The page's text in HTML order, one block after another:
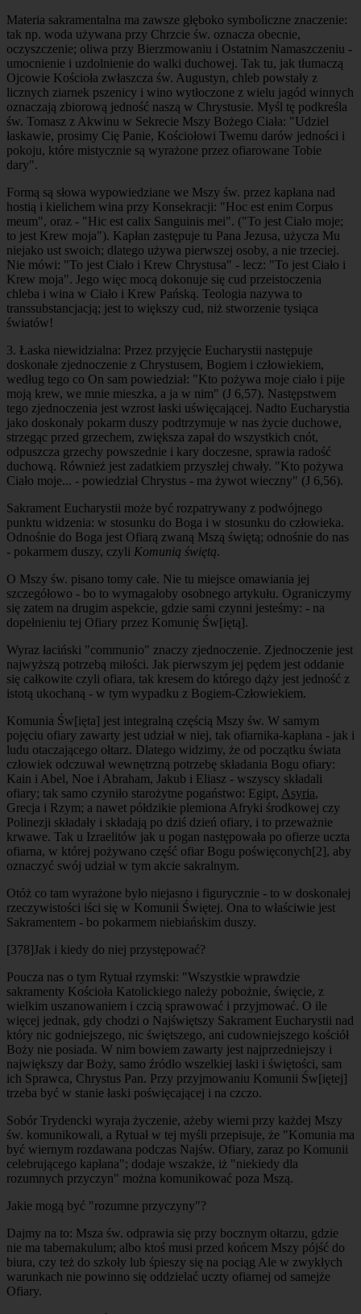
Materia sakramentalna ma zawsze głęboko symboliczne znaczenie:
tak np. woda używana przy Chrzcie św. oznacza obecnie,
oczyszczenie; oliwa przy Bierzmowaniu i Ostatnim Namaszczeniu -
umocnienie i uzdolnienie do walki duchowej. Tak tu, jak tłumaczą
Ojcowie Kościoła zwłaszcza św. Augustyn, chleb powstały z
licznych ziarnek pszenicy i wino wytłoczone z wielu jagód winnych
oznaczają zbiorową jedność naszą w Chrystusie. Myśl tę podkreśla
św. Tomasz z Akwinu w Sekrecie Mszy Bożego Ciała: "Udziel
łaskawie, prosimy Cię Panie, Kościołowi Twemu darów jedności i
pokoju, które mistycznie są wyrażone przez ofiarowane Tobie
dary".
Formą są słowa wypowiedziane we Mszy św. przez kapłana nad
hostią i kielichem wina przy Konsekracji: "Hoc est enim Corpus
meum", oraz - "Hic est calix Sanguinis mei". ("To jest Ciało moje;
to jest Krew moja"). Kapłan zastępuje tu Pana Jezusa, użycza Mu
niejako ust swoich; dlatego używa pierwszej osoby, a nie trzeciej.
Nie mówi: "To jest Ciało i Krew Chrystusa" - lecz: "To jest Ciało i
Krew moja". Jego więc mocą dokonuje się cud przeistoczenia
chleba i wina w Ciało i Krew Pańską. Teologia nazywa to
transsubstancjacją; jest to większy cud, niż stworzenie tysiąca
światów!
3. Łaska niewidzialna: Przez przyjęcie Eucharystii następuje
doskonałe zjednoczenie z Chrystusem, Bogiem i człowiekiem,
według tego co On sam powiedział: "Kto pożywa moje ciało i pije
moją krew, we mnie mieszka, a ja w nim" (J 6,57). Następstwem
tego zjednoczenia jest wzrost łaski uświęcającej. Nadto Eucharystia
jako doskonały pokarm duszy podtrzymuje w nas życie duchowe,
strzegąc przed grzechem, zwiększa zapał do wszystkich cnót,
odpuszcza grzechy powszednie i kary doczesne, sprawia radość
duchową. Również jest zadatkiem przyszłej chwały. "Kto pożywa
Ciało moje... - powiedział Chrystus - ma żywot wieczny" (J 6,56).
Sakrament Eucharystii może być rozpatrywany z podwójnego
punktu widzenia: w stosunku do Boga i w stosunku do człowieka.
Odnośnie do Boga jest Ofiarą zwaną Mszą świętą; odnośnie do nas
- pokarmem duszy, czyli Komunią świętą.
O Mszy św. pisano tomy całe. Nie tu miejsce omawiania jej
szczegółowo - bo to wymagałoby osobnego artykułu. Ograniczymy
się zatem na drugim aspekcie, gdzie sami czynni jesteśmy: - na
dopełnieniu tej Ofiary przez Komunię Św[iętą].
Wyraz łaciński "communio" znaczy zjednoczenie. Zjednoczenie jest
najwyższą potrzebą miłości. Jak pierwszym jej pędem jest oddanie
się całkowite czyli ofiara, tak kresem do którego dąży jest jedność z
istotą ukochaną - w tym wypadku z Bogiem-Człowiekiem.
Komunia Św[ięta] jest integralną częścią Mszy św. W samym
pojęciu ofiary zawarty jest udział w niej, tak ofiarnika-kapłana - jak i
ludu otaczającego ołtarz. Dlatego widzimy, że od początku świata
człowiek odczuwał wewnętrzną potrzebę składania Bogu ofiary:
Kain i Abel, Noe i Abraham, Jakub i Eliasz - wszyscy składali
ofiary; tak samo czyniło starożytne pogaństwo: Egipt, Asyria,
Grecja i Rzym; a nawet półdzikie plemiona Afryki środkowej czy
Polinezji składały i składają po dziś dzień ofiary, i to przeważnie
krwawe. Tak u Izraelitów jak u pogan następowała po ofierze uczta
ofiarna, w której pożywano część ofiar Bogu poświęconych[2], aby
oznaczyć swój udział w tym akcie sakralnym.
Otóż co tam wyrażone było niejasno i figurycznie - to w doskonałej
rzeczywistości iści się w Komunii Świętej. Ona to właściwie jest
Sakramentem - bo pokarmem niebiańskim duszy.
[378]Jak i kiedy do niej przystępować?
Poucza nas o tym Rytuał rzymski: "Wszystkie wprawdzie
sakramenty Kościoła Katolickiego należy pobożnie, święcie, z
wielkim uszanowaniem i czcią sprawować i przyjmować. O ile
więcej jednak, gdy chodzi o Najświętszy Sakrament Eucharystii nad
który nic godniejszego, nic świętszego, ani cudowniejszego kościół
Boży nie posiada. W nim bowiem zawarty jest najprzedniejszy i
największy dar Boży, samo źródło wszelkiej łaski i świętości, sam
ich Sprawca, Chrystus Pan. Przy przyjmowaniu Komunii Św[iętej]
trzeba być w stanie łaski poświęcającej i na czczo.
Sobór Trydencki wyraja życzenie, ażeby wierni przy każdej Mszy
św. komunikowali, a Rytuał w tej myśli przepisuje, że "Komunia ma
być wiernym rozdawana podczas Najśw. Ofiary, zaraz po Komunii
celebrującego kapłana"; dodaje wszakże, iż "niekiedy dla
rozumnych przyczyn" można komunikować poza Mszą.
Jakie mogą być "rozumne przyczyny"?
Dajmy na to: Msza św. odprawia się przy bocznym ołtarzu, gdzie
nie ma tabernakulum; albo ktoś musi przed końcem Mszy pójść do
biura, czy też do szkoły lub śpieszy się na pociąg Ale w zwykłych
warunkach nie powinno się oddzielać uczty ofiarnej od samejże
Ofiary.